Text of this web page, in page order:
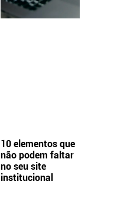
10 elementos que
não podem faltar
no seu site
institucional